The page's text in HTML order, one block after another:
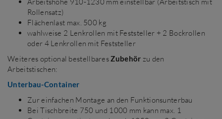
Rollensatz)
Flächenlast max. 500 kg
wahlweise 2 Lenkrollen mit Feststeller + 2 Bockrollen
oder 4 Lenkrollen mit Feststeller
Weiteres optional bestellbaresZubehör zu den
Arbeitstischen:
Unterbau-Container
Zur einfachen Montage an den Funktionsunterbau
Bei Tischbreite 750 und 1000 mm kann max. 1